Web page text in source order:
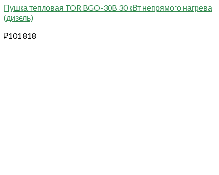
Пушка тепловая TOR BGO-30B 30 кВт непрямого нагрева
(дизель)
₽101 818